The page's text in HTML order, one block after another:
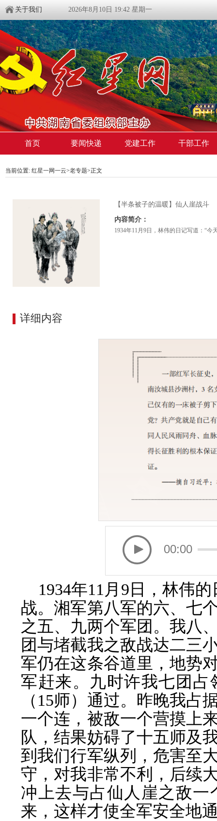
关于我们 2026年8月10日 19:42 星期一
首页 要闻快递 党建工作 干部工作
当前位置: 红星一网一云>老专题>正文
【半条被子的温暖】仙人崖战斗
内容简介：
1934年11月9日，林伟的日记写道：“
详细内容
00:00
1934年11月9日，林伟
战。湘军第八军的六、七
之五、九两个军团。我八
团与堵截我之敌战达二三
军仍在这条谷道里，地势
军赶来。九时许我七团
（15师）通过。昨晚我占
一个连，被敌一个营摸上
队，结果妨碍了十五师及
到我们行军纵列，危害至
守，对我非常不利，后续
冲上去与占仙人崖之敌
来，这样才使全军安全地